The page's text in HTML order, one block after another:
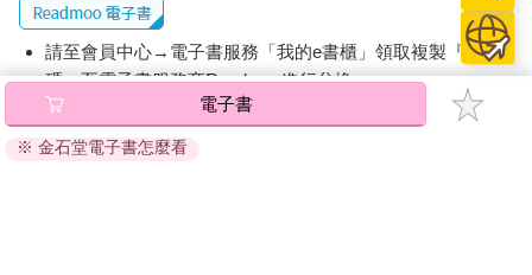
請至會員中心→電子書服務「我的e書櫃」領取複製『兌換
碼』至電子書服務商Readmoo進行兌換。
退換貨須知：
因版權保護，您在金石堂所購買的電子書僅能以金石堂專屬
電子書
※ 金石堂電子書怎麼看